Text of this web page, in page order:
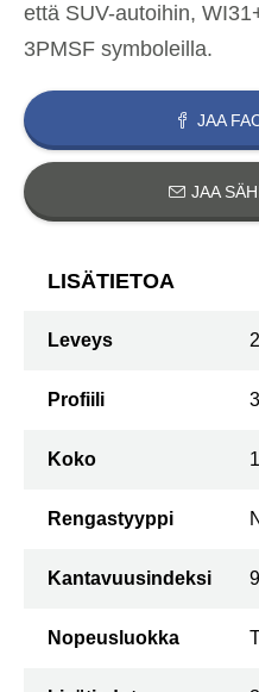
että SUV-autoihin,
3PMSF symboleilla.
JAA
JAA
LISÄTIETOA
Leveys
Profiili
Koko
Rengastyyppi
Kantavuusindeksi
Nopeusluokka